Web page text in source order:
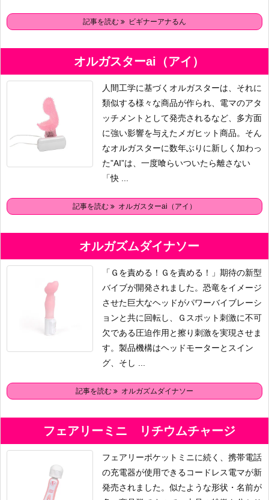
記事を読む ビギナーアナるん
オルガスターai（アイ）
人間工学に基づくオルガスターは、それに
類似する様々な商品が作られ、電マのアタ
ッチメントとして発売されるなど、多方面
に強い影響を与えたメガヒット商品。そん
なオルガスターに数年ぶりに新しく加わっ
た”AI”は、一度喰らいついたら離さない
「快 ...
記事を読む オルガスターai（アイ）
オルガズムダイナソー
「Ｇを責める！Ｇを責める！」期待の新型
バイブが開発されました。恐竜をイメージ
させた巨大なヘッドがパワーバイブレーシ
ョンと共に回転し、Ｇスポット刺激に不可
欠である圧迫作用と擦り刺激を実現させま
す。製品機構はヘッドモーターとスイン
グ、そし ...
記事を読む オルガズムダイナソー
フェアリーミニ リチウムチャージ
フェアリーポケットミニに続く、携帯電話
の充電器が使用できるコードレス電マが新
発売されました。似たような形状・名前が